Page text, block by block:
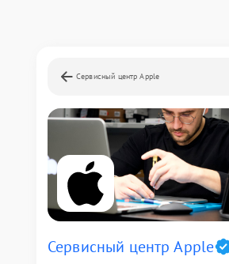
Сервисный центр Apple
Сервисный центр Apple